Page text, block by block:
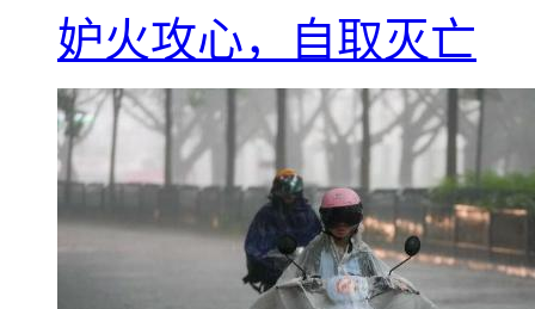
妒火攻心，自取灭亡